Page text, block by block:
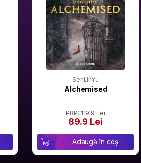
SenLinYu
Alchemised
PRP: 119.9 Lei
89.9 Lei
Adaugă în coș